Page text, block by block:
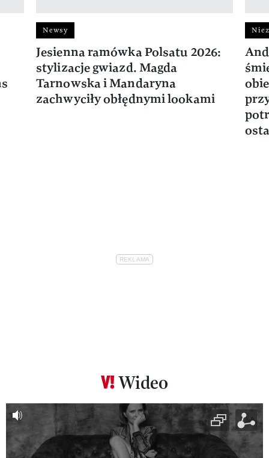
Newsy
Jesienna ramówka Polsatu 2026:
stylizacje gwiazd. Magda
Tarnowska i Mandaryna
zachwyciły obłędnymi lookami
Wideo
Pokazywanie elementu 1 z 6